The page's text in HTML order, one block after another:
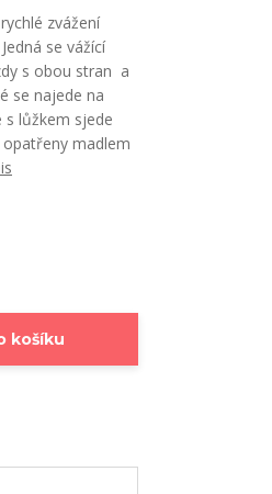
zvážení
se vážící
s obou stran a
se najede na
s lůžkem sjede
madlem
košíku